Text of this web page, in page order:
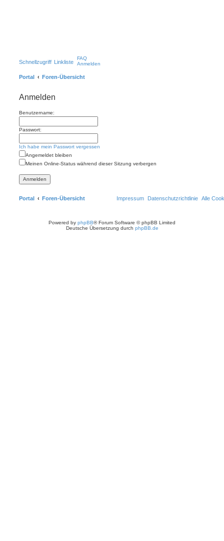
Schnellzugriff Linkliste
FAQ
Anmelden
Portal Foren-Übersicht
Anmelden
Benutzername:
Passwort:
Ich habe mein Passwort vergessen
Angemeldet bleiben
Meinen Online-Status während dieser Sitzung verbergen
Portal Foren-Übersicht Alle
Datenschutzrichtlinie
Impressum
Powered by phpBB® Forum Software © phpBB Limited
Deutsche Übersetzung durch phpBB.de